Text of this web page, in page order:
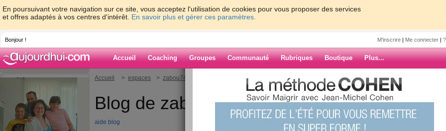
En poursuivant votre navigation sur ce site, vous acceptez l'utilisation de cookies pour vous proposer des services
et offres adaptés à vos centres d'intérêt. En savoir plus et gérer ces paramètres.
Bonjour ! M'inscrire | Me connecter |
Accueil Coaching Groupes Communauté Rubriques Boutique Plus...
Accueil > espaces > zabou74
Blog de zabou74
aide blog